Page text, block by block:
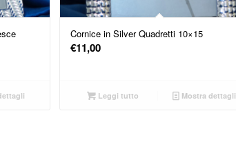
Cornice in Silver Quadretti 10×15
€11,00
Leggi tutto Mostra dettagli